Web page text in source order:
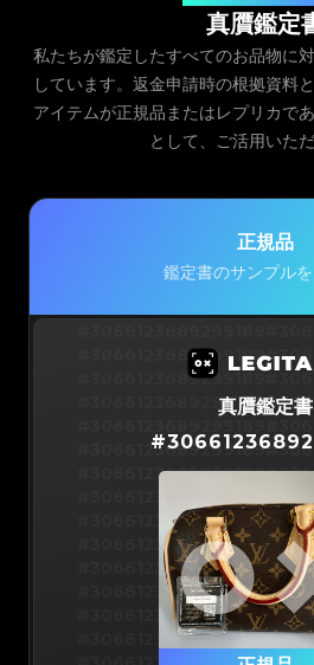
真贋鑑定
私たちが鑑定したすべてのお品物に
しています。返金申請時の根拠資料
アイテムが正規品またはレプリカで
として、ご活用いただ
正規品
鑑定書のサンプル
#3066123689299189
#3066123689299189
#3066123689299189
#3066123689299189
#3066123689299189
#3066123689299189
#3066123689299189
#3066123689299189
#3066123689299189
#3066123689299189
#3066123689299189
真贋鑑定書
#